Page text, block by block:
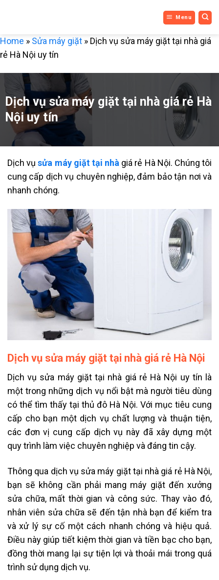
Menu
Home » Sửa máy giặt » Dịch vụ sửa máy giặt tại nhà giá
rẻ Hà Nội uy tín
Dịch vụ sửa máy giặt tại nhà giá rẻ Hà
Nội uy tín
Dịch vụsửa máy giặt tại nhà giá rẻ Hà Nội. Chúng tôi
cung cấp dịch vụ chuyên nghiệp, đảm bảo tận nơi và
nhanh chóng.
Dịch vụ sửa máy giặt tại nhà giá rẻ Hà Nội
Dịch vụ sửa máy giặt tại nhà giá rẻ Hà Nội uy tín là
một trong những dịch vụ nổi bật mà người tiêu dùng
có thể tìm thấy tại thủ đô Hà Nội. Với mục tiêu cung
cấp cho bạn một dịch vụ chất lượng và thuận tiện,
các đơn vị cung cấp dịch vụ này đã xây dựng một
quy trình làm việc chuyên nghiệp và đáng tin cậy.
Thông qua dịch vụ sửa máy giặt tại nhà giá rẻ Hà Nội,
bạn sẽ không cần phải mang máy giặt đến xưởng
sửa chữa, mất thời gian và công sức. Thay vào đó,
nhân viên sửa chữa sẽ đến tận nhà bạn để kiểm tra
và xử lý sự cố một cách nhanh chóng và hiệu quả.
Điều này giúp tiết kiệm thời gian và tiền bạc cho bạn,
đồng thời mang lại sự tiện lợi và thoải mái trong quá
trình sử dụng dịch vụ.